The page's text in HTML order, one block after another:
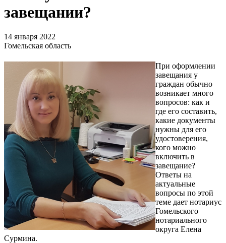
завещании?
14 января 2022
Гомельская область
При оформлении
завещания у
граждан обычно
возникает много
вопросов: как и
где его составить,
какие документы
нужны для его
удостоверения,
кого можно
включить в
завещание?
Ответы на
актуальные
вопросы по этой
теме дает нотариус
Гомельского
нотариального
округа Елена
Сурмина.